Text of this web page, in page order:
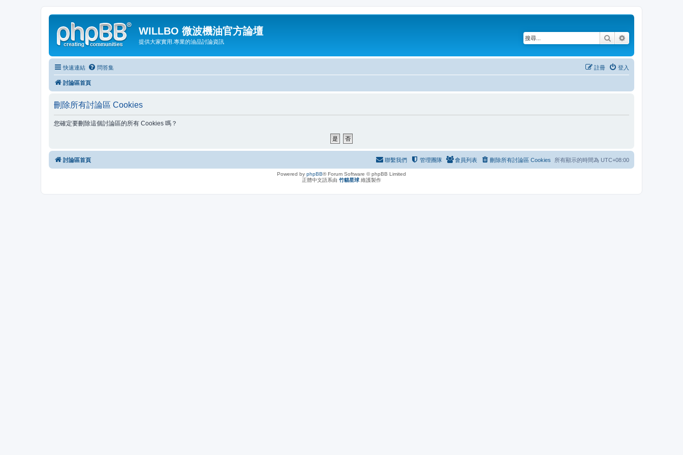
WILLBO 微波機油官方論壇
提供大家實用.專業的油品討論資訊 搜尋
快速連結 問答集 登入
註冊
討論區首頁
刪除所有討論區 Cookies
您確定要刪除這個討論區的所有 Cookies 嗎？
討論區首頁 所有顯示的時間為 UTC+08:00
刪除所有討論區 Cookies
會員列表
管理團隊
聯繫我們
Powered by phpBB® Forum Software © phpBB Limited
正體中文語系由 竹貓星球 維護製作